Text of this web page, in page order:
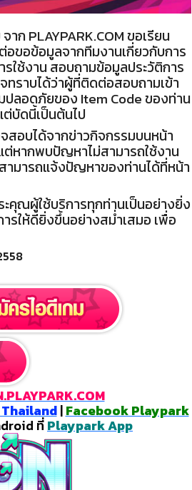
ก PLAYPARK.COM ขอเรียน
ขอข้อมูลจากทีมงานเกี่ยวกับการ
ใช้งาน สอบถามข้อมูลประวัติการ
ทราบได้ว่าผู้ที่ติดต่อสอบถามเข้า
ปลอดภัยของ Item Code ของท่าน
บัดนี้เป็นต้นไป
สอบได้จากข่าวกิจกรรมบนหน้า
ต่หากพบปัญหาไม่สามารถใช้งาน
ามารถแจ้งปัญหาของท่านได้ที่หน้า
คุณผู้ใช้บริการทุกท่านเป็นอย่างยิ่ง
รให้ดียิ่งขึ้นอย่างสม่ำเสมอ เพื่อ
|Facebook Playpark
ที่Playpark App